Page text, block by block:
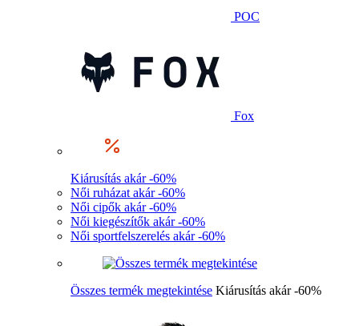
POC
Fox
Kiárusítás akár -60%
Női ruházat akár -60%
Női cipők akár -60%
Női kiegészítők akár -60%
Női sportfelszerelés akár -60%
Összes termék megtekintése Kiárusítás akár -60%